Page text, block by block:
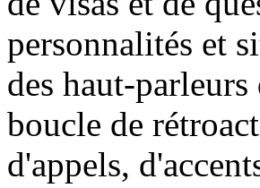
personnalités et
des haut-
boucle de
d'appels,